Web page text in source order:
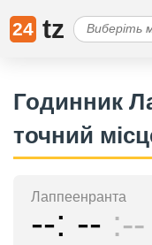
24 tz
Годинник
точний
Лаппеенранта
-- -- --